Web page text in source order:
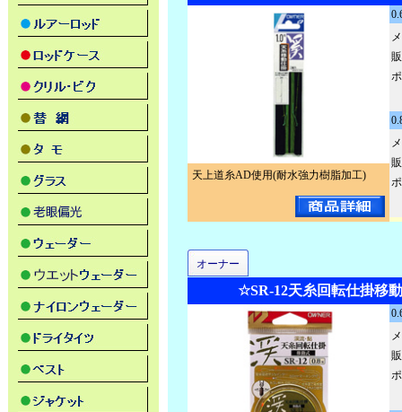
天上道糸AD使用(耐水強力樹脂加工)
オーナー
☆SR-12天糸回転仕掛移